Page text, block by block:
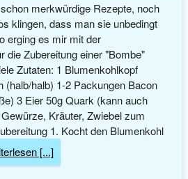
merkwürdige Rezepte, noch
klingen, dass man sie unbedingt
erging es mir mit der
die Zubereitung einer "Bombe"
Zutaten: 1 Blumenkohlkopf
(halb/halb) 1-2 Packungen Bacon
3 Eier 50g Quark (kann auch
Kräuter, Zwiebel zum
1. Kocht den Blumenkohl
[...]